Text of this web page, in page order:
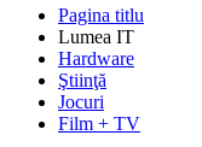
Pagina titlu
Lumea IT
Hardware
Ştiinţă
Jocuri
Film + TV